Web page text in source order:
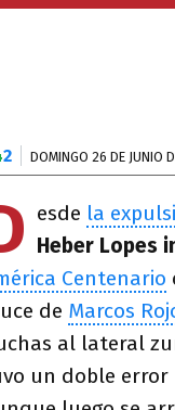
2 DOMINGO 26 DE JUNIO
esde la
Heber Lopes
Centenario
de Marcos
al lateral
un doble error